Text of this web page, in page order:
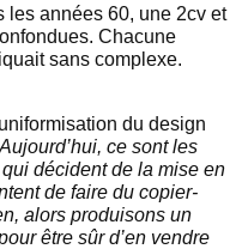
les années 60, une 2cv et
Chacune
sans complexe.
du design
Aujourd’hui, ce sont les
décident de la mise en
de faire du copier-
alors produisons un
être sûr d’en vendre